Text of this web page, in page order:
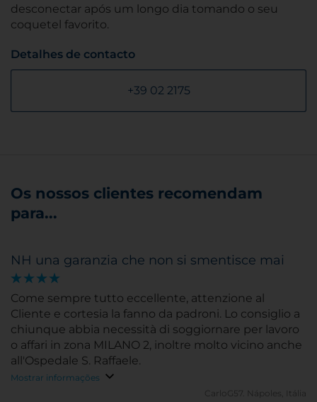
desconectar após um longo dia tomando o seu
coquetel favorito.
Detalhes de contacto
+39 02 2175
Os nossos clientes recomendam
para...
NH una garanzia che non si smentisce mai
Come sempre tutto eccellente, attenzione al
Cliente e cortesia la fanno da padroni. Lo consiglio a
chiunque abbia necessità di soggiornare per lavoro
o affari in zona MILANO 2, inoltre molto vicino anche
all'Ospedale S. Raffaele.
Mostrar informações
CarloG57.
Nápoles, Itália